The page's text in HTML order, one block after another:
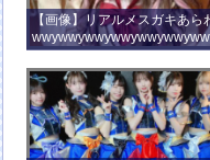
【画像】リアルメスガキあら
wywwy